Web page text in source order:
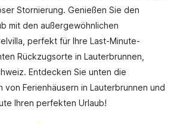
Stornierung. Genießen Sie den
mit den außergewöhnlichen
perfekt für Ihre Last-Minute-
Rückzugsorte in Lauterbrunnen,
Entdecken Sie unten die
Ferienhäusern in Lauterbrunnen und
Ihren perfekten Urlaub!